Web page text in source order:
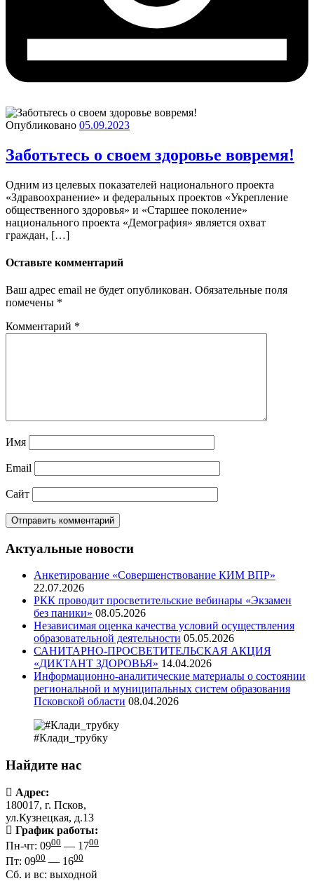
Опубликовано 05.09.2023
Заботьтесь о своем здоровье вовремя!
Одним из целевых показателей национального проекта
«Здравоохранение» и федеральных проектов «Укрепление
общественного здоровья» и «Старшее поколение»
национального проекта «Демография» является охват
граждан, […]
Оставьте комментарий
Ваш адрес email не будет опубликован. Обязательные поля
помечены *
Комментарий *
Имя
Email
Сайт
Актуальные новости
Анкетирование «Совершенствование КИМ ВПР»
22.07.2026
РКК проводит просветительские вебинары «Экзамен
без паники» 08.05.2026
Независимая оценка качества условий осуществления
образовательной деятельности 05.05.2026
САНИТАРНО-ПРОСВЕТИТЕЛЬСКАЯ АКЦИЯ
«ДИКТАНТ ЗДОРОВЬЯ» 14.04.2026
Информационно-аналитические материалы о состоянии
региональной и муниципальных систем образования
Псковской области 08.04.2026
#Клади_трубку
Найдите нас
Адрес:
180017, г. Псков,
ул.Кузнецкая, д.13
График работы:
Пн-чт: 0900 — 1700
Пт: 0900 — 1600
Сб. и вс: выходной